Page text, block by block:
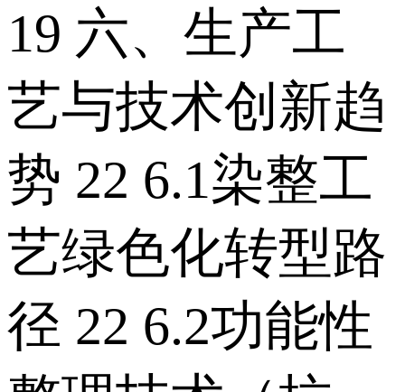
19 六、生产工
艺与技术创新趋
势 22 6.1染整工
艺绿色化转型路
径 22 6.2功能性